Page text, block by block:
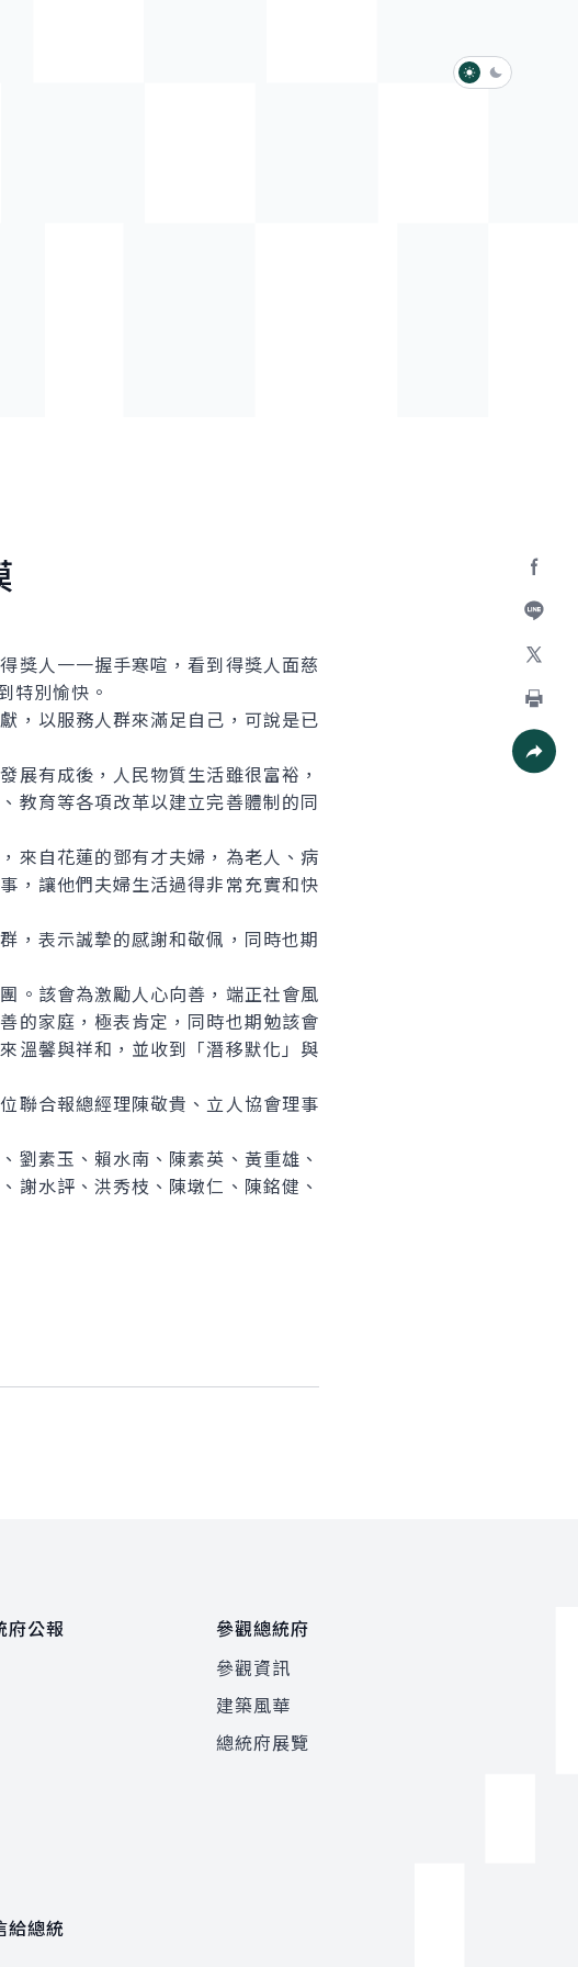
淺色模式
深色模式
加入好
列印
人一一握手寒喧，看到得獎人面慈
特別愉快。
以服務人群來滿足自己，可說是已
有成後，人民物質生活雖很富裕，
教育等各項改革以建立完善體制的同
自花蓮的鄧有才夫婦，為老人、病
，讓他們夫婦生活過得非常充實和快
表示誠摯的感謝和敬佩，同時也期
該會為激勵人心向善，端正社會風
的家庭，極表肯定，同時也期勉該會
溫馨與祥和，並收到「潛移默化」與
合報總經理陳敬貴、立人協會理事
素玉、賴水南、陳素英、黃重雄、
謝水評、洪秀枝、陳墩仁、陳銘健、
府公報
參觀總統府
參觀資訊
建築風華
總統府展覽
給總統